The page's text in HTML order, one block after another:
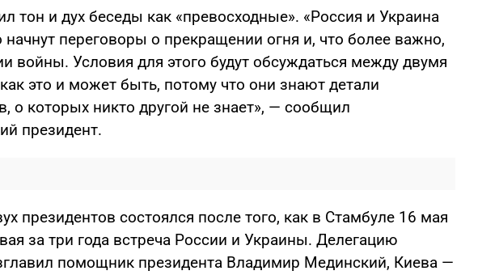
тон и дух беседы как «превосходные». «Россия и Украина
переговоры о прекращении огня и, что более важно,
войны. Условия для этого будут обсуждаться между двумя
это и может быть, потому что они знают детали
о которых никто другой не знает», — сообщил
президент.
президентов состоялся после того, как в Стамбуле 16 мая
за три года встреча России и Украины. Делегацию
помощник президента Владимир Мединский, Киева —